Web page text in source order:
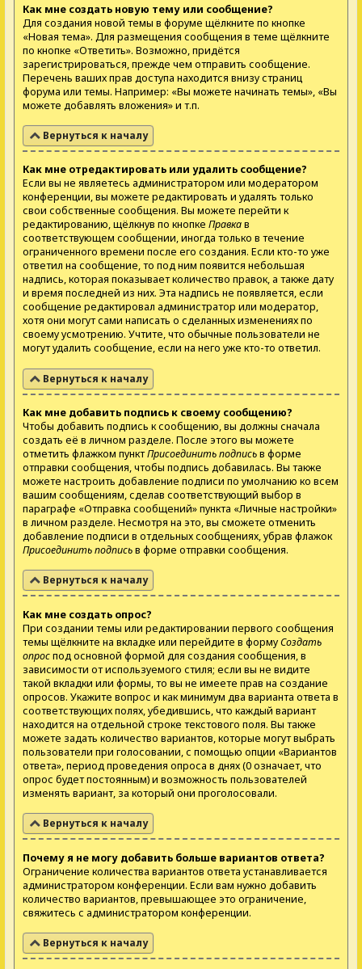
Как мне создать новую тему или сообщение?
Для создания новой темы в форуме щёлкните по кнопке
«Новая тема». Для размещения сообщения в теме щёлкните
по кнопке «Ответить». Возможно, придётся
зарегистрироваться, прежде чем отправить сообщение.
Перечень ваших прав доступа находится внизу страниц
форума или темы. Например: «Вы можете начинать темы», «Вы
можете добавлять вложения» и т.п.
Вернуться к началу
Как мне отредактировать или удалить сообщение?
Если вы не являетесь администратором или модератором
конференции, вы можете редактировать и удалять только
свои собственные сообщения. Вы можете перейти к
редактированию, щёлкнув по кнопке Правкав
соответствующем сообщении, иногда только в течение
ограниченного времени после его создания. Если кто-то уже
ответил на сообщение, то под ним появится небольшая
надпись, которая показывает количество правок, а также дату
и время последней из них. Эта надпись не появляется, если
сообщение редактировал администратор или модератор,
хотя они могут сами написать о сделанных изменениях по
своему усмотрению. Учтите, что обычные пользователи не
могут удалить сообщение, если на него уже кто-то ответил.
Вернуться к началу
Как мне добавить подпись к своему сообщению?
Чтобы добавить подпись к сообщению, вы должны сначала
создать её в личном разделе. После этого вы можете
отметить флажком пунктПрисоединить подписьв форме
отправки сообщения, чтобы подпись добавилась. Вы также
можете настроить добавление подписи по умолчанию ко всем
вашим сообщениям, сделав соответствующий выбор в
параграфе «Отправка сообщений» пункта «Личные настройки»
в личном разделе. Несмотря на это, вы сможете отменить
добавление подписи в отдельных сообщениях, убрав флажок
Присоединить подписьв форме отправки сообщения.
Вернуться к началу
Как мне создать опрос?
При создании темы или редактировании первого сообщения
темы щёлкните на вкладке или перейдите в формуСоздать
опроспод основной формой для создания сообщения, в
зависимости от используемого стиля; если вы не видите
такой вкладки или формы, то вы не имеете прав на создание
опросов. Укажите вопрос и как минимум два варианта ответа в
соответствующих полях, убедившись, что каждый вариант
находится на отдельной строке текстового поля. Вы также
можете задать количество вариантов, которые могут выбрать
пользователи при голосовании, с помощью опции «Вариантов
ответа», период проведения опроса в днях (0 означает, что
опрос будет постоянным) и возможность пользователей
изменять вариант, за который они проголосовали.
Вернуться к началу
Почему я не могу добавить больше вариантов ответа?
Ограничение количества вариантов ответа устанавливается
администратором конференции. Если вам нужно добавить
количество вариантов, превышающее это ограничение,
свяжитесь с администратором конференции.
Вернуться к началу